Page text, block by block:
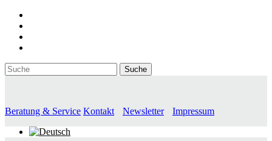
Beratung & Service Kontakt Newsletter Impressum